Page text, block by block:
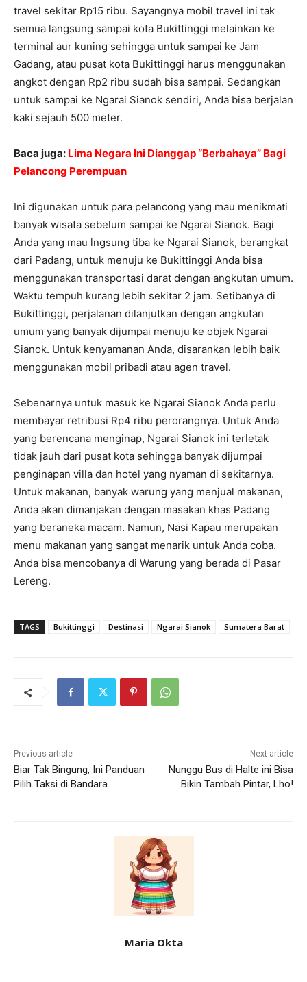
travel sekitar Rp15 ribu. Sayangnya mobil travel ini tak
semua langsung sampai kota Bukittinggi melainkan ke
terminal aur kuning sehingga untuk sampai ke Jam
Gadang, atau pusat kota Bukittinggi harus menggunakan
angkot dengan Rp2 ribu sudah bisa sampai. Sedangkan
untuk sampai ke Ngarai Sianok sendiri, Anda bisa berjalan
kaki sejauh 500 meter.
Baca juga: Lima Negara Ini Dianggap “Berbahaya” Bagi
Pelancong Perempuan
Ini digunakan untuk para pelancong yang mau menikmati
banyak wisata sebelum sampai ke Ngarai Sianok. Bagi
Anda yang mau lngsung tiba ke Ngarai Sianok, berangkat
dari Padang, untuk menuju ke Bukittinggi Anda bisa
menggunakan transportasi darat dengan angkutan umum.
Waktu tempuh kurang lebih sekitar 2 jam. Setibanya di
Bukittinggi, perjalanan dilanjutkan dengan angkutan
umum yang banyak dijumpai menuju ke objek Ngarai
Sianok. Untuk kenyamanan Anda, disarankan lebih baik
menggunakan mobil pribadi atau agen travel.
Sebenarnya untuk masuk ke Ngarai Sianok Anda perlu
membayar retribusi Rp4 ribu perorangnya. Untuk Anda
yang berencana menginap, Ngarai Sianok ini terletak
tidak jauh dari pusat kota sehingga banyak dijumpai
penginapan villa dan hotel yang nyaman di sekitarnya.
Untuk makanan, banyak warung yang menjual makanan,
Anda akan dimanjakan dengan masakan khas Padang
yang beraneka macam. Namun, Nasi Kapau merupakan
menu makanan yang sangat menarik untuk Anda coba.
Anda bisa mencobanya di Warung yang berada di Pasar
Lereng.
TAGS Bukittinggi Destinasi Ngarai Sianok Sumatera Barat
Previous article
Biar Tak Bingung, Ini Panduan
Pilih Taksi di Bandara
Next article
Nunggu Bus di Halte ini Bisa
Bikin Tambah Pintar, Lho!
Maria Okta